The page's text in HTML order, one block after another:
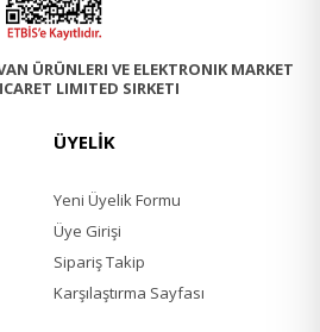
ÜRÜNLERI VE ELEKTRONIK MARKET
LIMITED SIRKETI
ÜYELİK
Yeni Üyelik Formu
Üye Girişi
Sipariş Takip
Karşılaştırma Sayfası